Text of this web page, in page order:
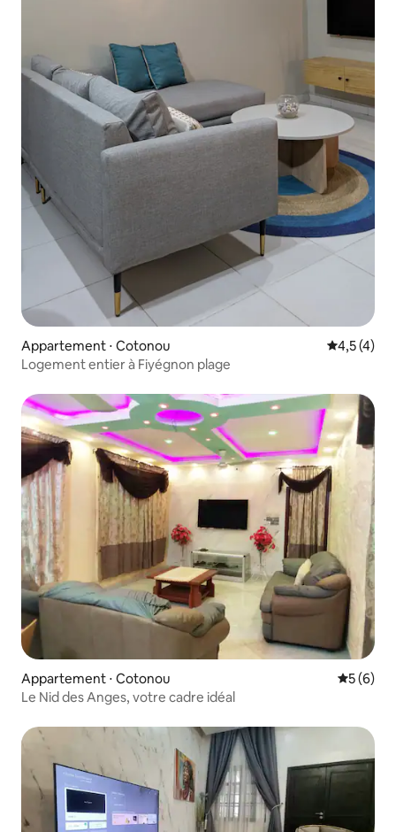
Appartement ⋅ Cotonou Évaluation
4,5 (4)
Logement entier à Fiyégnon plage
Appartement ⋅ Cotonou
5 (6)
Le Nid des Anges, votre cadre idéal